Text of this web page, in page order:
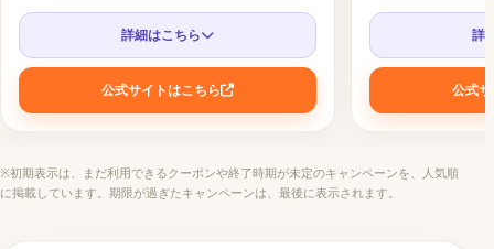
【関連】旅行で使えるクーポンコードまとめ
ホテル予約サイトに使えるお得な旅行クーポンコード
アクティビティ予約に使えるお得な旅行クーポンコード
パッケージツアーとホテル予約サイトに使えるお得な旅
航空券予約に使えるお得な旅行クーポンコード
詳細はこちら
公式サイトはこちら
詳
公式
※初期表示は、まだ利用できるクーポンや終了時期が未定のキャンペーンを、人気順
に掲載しています。期限が過ぎたキャンペーンは、最後に表示されます。